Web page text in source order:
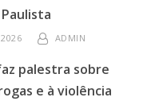
ADMIN
palestra sobre
e à violência